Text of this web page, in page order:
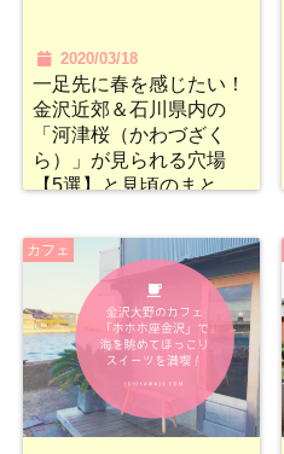
2020/03/18
一足先に春を感じたい！
金沢近郊＆石川県内の
「河津桜（かわづざく
ら）」が見られる穴場
【5選】と見頃のまと
カフェ